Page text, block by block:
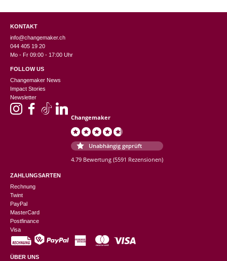
KONTAKT
info@changemaker.ch
044 405 19 20
Mo - Fr 09:00 - 17:00 Uhr
FOLLOW US
Changemaker News
Impact Stories
Newsletter
Changemaker
Unabhängig geprüft
4.79 Bewertung (5591 Rezensionen)
ZAHLUNGSARTEN
Rechnung
Twint
PayPal
MasterCard
Postfinance
Visa
ÜBER UNS